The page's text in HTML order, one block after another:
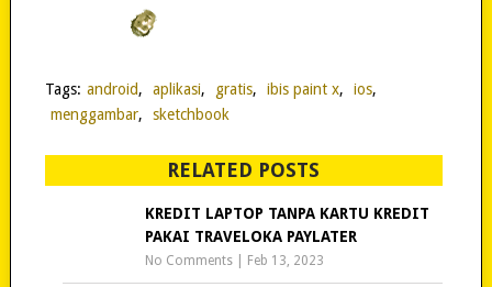
Tags: android, aplikasi, gratis, ibis paint x, ios,
menggambar, sketchbook
RELATED POSTS
KREDIT LAPTOP TANPA KARTU KREDIT
PAKAI TRAVELOKA PAYLATER
No Comments Feb 13, 2023